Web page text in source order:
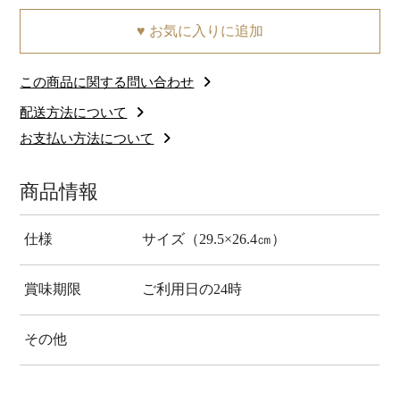
♥ お気に入りに追加
この商品に関する問い合わせ
配送方法について
お支払い方法について
商品情報
仕様 サイズ（29.5×26.4㎝）
賞味期限 ご利用日の24時
その他